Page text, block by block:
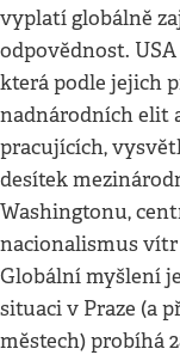
vyplatí globálně
odpovědnost.
která podle jejich
nadnárodních elit
pracujících,
desítek
Washingtonu,
nacionalismus vítr
Globální myšlení
situaci v Praze (a
městech) probíhá